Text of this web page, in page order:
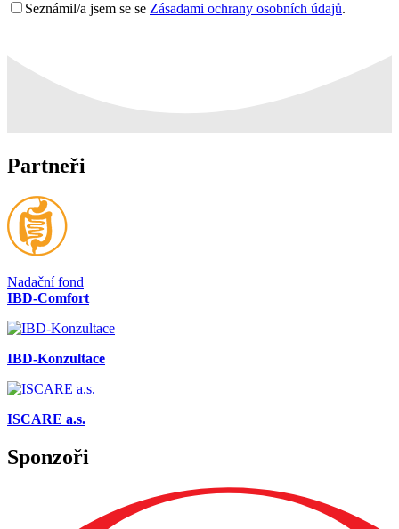
Seznámil/a jsem se se Zásadami ochrany osobních údajů.
Partneři
Nadační fond
IBD-Comfort
IBD-Konzultace
ISCARE a.s.
Sponzoři